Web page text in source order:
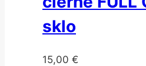
sklo
15,00 €